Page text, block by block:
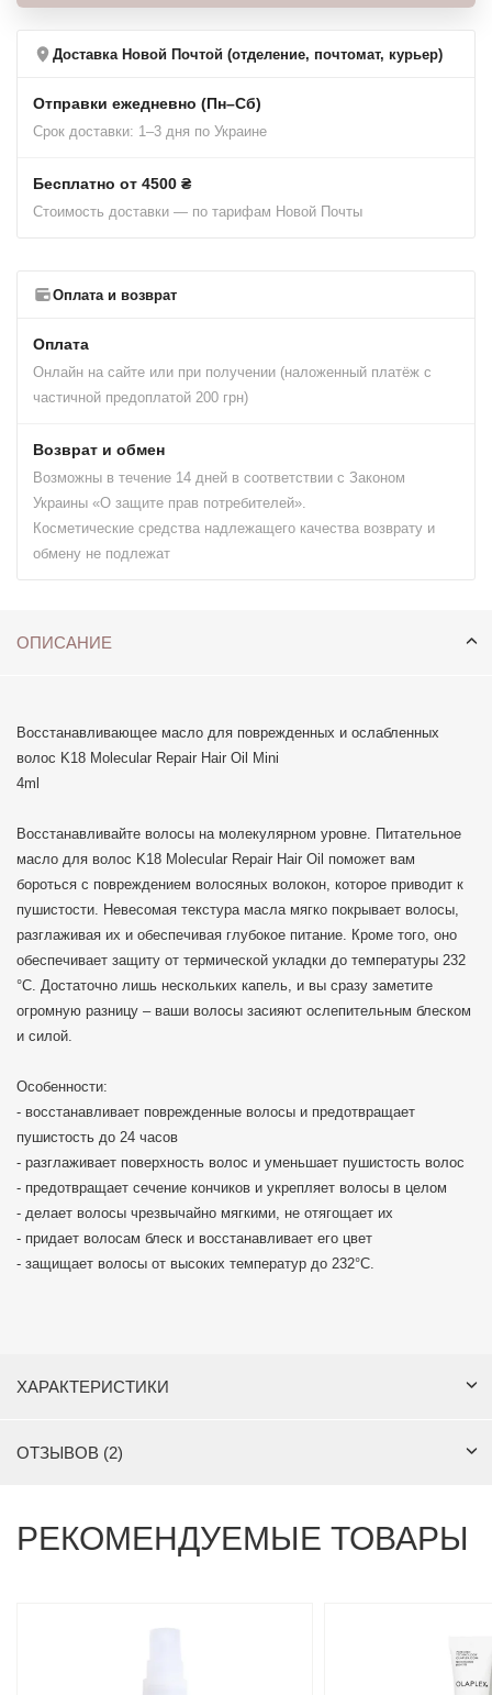
Доставка Новой Почтой (отделение, почтомат, курьер)
Отправки ежедневно (Пн–Сб)
Срок доставки: 1–3 дня по Украине
Бесплатно от 4500 ₴
Стоимость доставки — по тарифам Новой Почты
Оплата и возврат
Оплата
Онлайн на сайте или при получении (наложенный платёж с
частичной предоплатой 200 грн)
Возврат и обмен
Возможны в течение 14 дней в соответствии с Законом
Украины «О защите прав потребителей».
Косметические средства надлежащего качества возврату и
обмену не подлежат
ОПИСАНИЕ
Восстанавливающее масло для поврежденных и ослабленных
волос K18 Molecular Repair Hair Oil Mini
4ml
Восстанавливайте волосы на молекулярном уровне. Питательное
масло для волос K18 Molecular Repair Hair Oil поможет вам
бороться с повреждением волосяных волокон, которое приводит к
пушистости. Невесомая текстура масла мягко покрывает волосы,
разглаживая их и обеспечивая глубокое питание. Кроме того, оно
обеспечивает защиту от термической укладки до температуры 232
°C. Достаточно лишь нескольких капель, и вы сразу заметите
огромную разницу – ваши волосы засияют ослепительным блеском
и силой.
Особенности:
- восстанавливает поврежденные волосы и предотвращает
пушистость до 24 часов
- разглаживает поверхность волос и уменьшает пушистость волос
- предотвращает сечение кончиков и укрепляет волосы в целом
- делает волосы чрезвычайно мягкими, не отягощает их
- придает волосам блеск и восстанавливает его цвет
- защищает волосы от высоких температур до 232°C.
ХАРАКТЕРИСТИКИ
ОТЗЫВОВ (2)
РЕКОМЕНДУЕМЫЕ ТОВАРЫ